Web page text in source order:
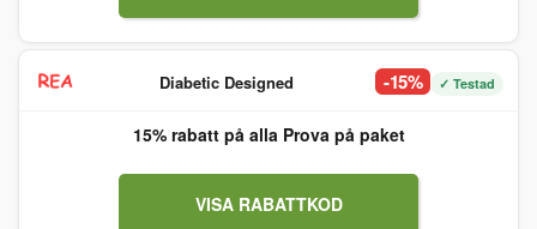
Diabetic Designed -15% ✓ Testad
15% rabatt på alla Prova på paket
VISA RABATTKOD